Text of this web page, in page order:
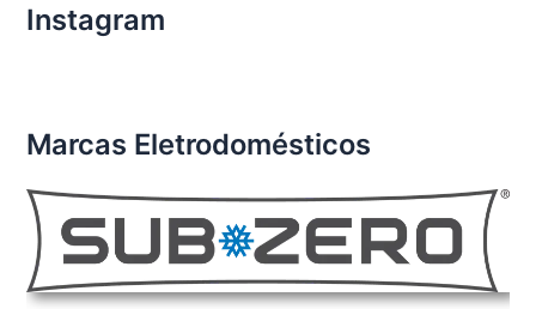
Instagram
Marcas Eletrodomésticos